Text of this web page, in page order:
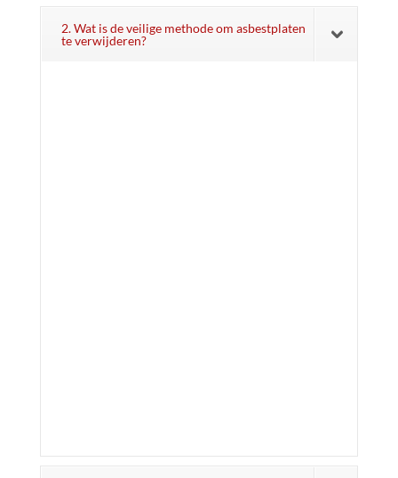
2. Wat is de veilige methode om asbestplaten
te verwijderen?